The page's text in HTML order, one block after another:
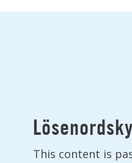
This content is